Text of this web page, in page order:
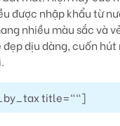
được nhập khẩu từ
nhiều màu sắc và
dịu dàng, cuốn
title=""]